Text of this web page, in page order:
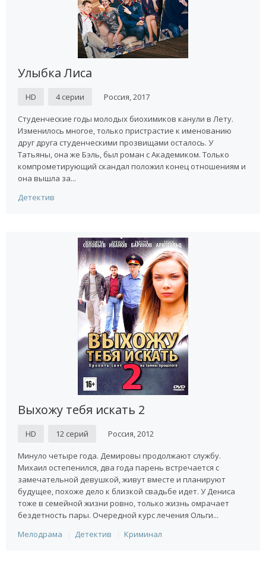
Улыбка Лиса
HD 4 серии Россия, 2017
Студенческие годы молодых биохимиков канули в Лету.
Изменилось многое, только пристрастие к именованию
друг друга студенческими прозвищами осталось. У
Татьяны, она же Бэль, был роман с Академиком. Только
компрометирующий скандал положил конец отношениям и
она вышла за...
Детектив
Выхожу тебя искать 2
HD 12 серий Россия, 2012
Минуло четыре года. Демировы продолжают службу.
Михаил остепенился, два года парень встречается с
замечательной девушкой, живут вместе и планируют
будущее, похоже дело к близкой свадьбе идет. У Дениса
тоже в семейной жизни ровно, только жизнь омрачает
бездетность пары. Очередной курс лечения Ольги...
Мелодрама
Детектив Криминал